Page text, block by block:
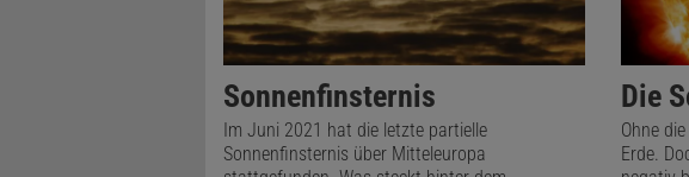
Sonnenfinsternis
Im Juni 2021 hat die letzte partielle
Sonnenfinsternis über Mitteleuropa
Die
Ohne
Erde.